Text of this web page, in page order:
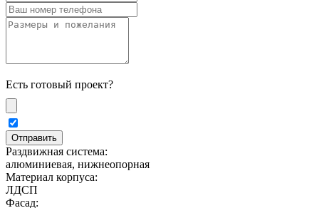
Есть готовый проект?
Раздвижная система:
алюминиевая, нижнеопорная
Материал корпуса:
ЛДСП
Фасад: